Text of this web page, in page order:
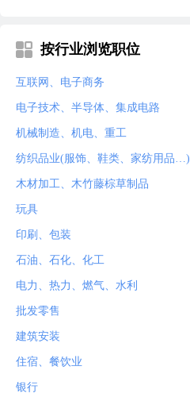
按行业浏览职位
互联网、电子商务
电子技术、半导体、集成电路
机械制造、机电、重工
纺织品业(服饰、鞋类、家纺用品…)
木材加工、木竹藤棕草制品
玩具
印刷、包装
石油、石化、化工
电力、热力、燃气、水利
批发零售
建筑安装
住宿、餐饮业
银行